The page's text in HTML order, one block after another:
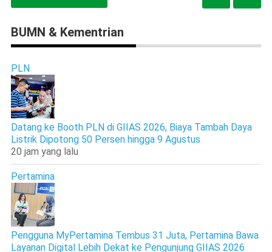
BUMN & Kementrian
PLN
Datang ke Booth PLN di GIIAS 2026, Biaya Tambah Daya
Listrik Dipotong 50 Persen hingga 9 Agustus
20 jam yang lalu
Pertamina
Pengguna MyPertamina Tembus 31 Juta, Pertamina Bawa
Layanan Digital Lebih Dekat ke Pengunjung GIIAS 2026